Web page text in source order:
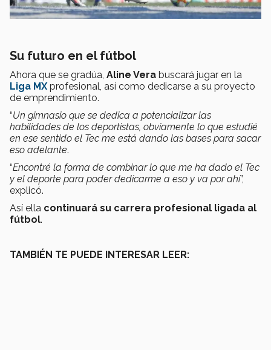
Su futuro en el fútbol
Ahora que se gradúa, Aline Vera buscará jugar en la
Liga MXprofesional, así como dedicarse a su proyecto
de emprendimiento.
“Un gimnasio que se dedica a potencializar las
habilidades de los deportistas, obviamente lo que estudié
en ese sentido el Tec me está dando las bases para sacar
eso adelante.
“Encontré la forma de combinar lo que me ha dado el Tec
y el deporte para poder dedicarme a eso y va por ahí”,
explicó.
Así ella continuará su carrera profesional ligada al
fútbol.
TAMBIÉN TE PUEDE INTERESAR LEER: